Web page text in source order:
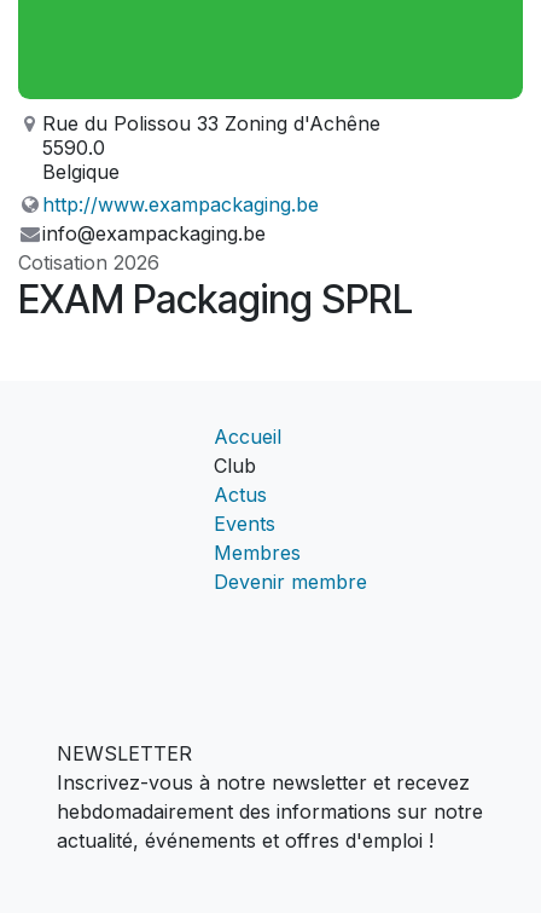
Rue du Polissou 33 Zoning d'Achêne
5590.0
Belgique
http://www.exampackaging.be
info@exampackaging.be
Cotisation 2026
EXAM Packaging SPRL
Accueil
Club
Actus
Events
Membres
Devenir membre
NEWSLETTER
Inscrivez-vous à notre newsletter et recevez
hebdomadairement des informations sur notre
actualité, événements et offres d'emploi !